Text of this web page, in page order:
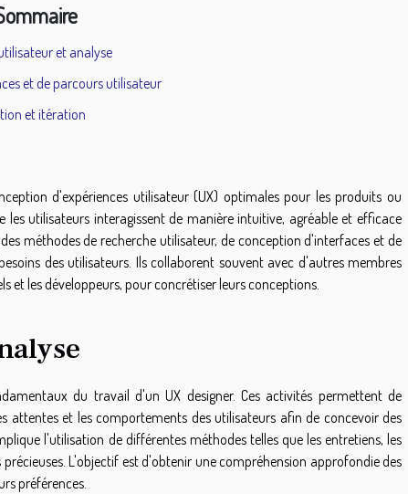
et analyse
et de parcours utilisateur
et itération
d'expériences utilisateur (UX) optimales pour les produits ou
les utilisateurs interagissent de manière intuitive, agréable et efficace
méthodes de recherche utilisateur, de conception d'interfaces et de
des utilisateurs. Ils collaborent souvent avec d'autres membres
et les développeurs, pour concrétiser leurs conceptions.
du travail d'un UX designer. Ces activités permettent de
attentes et les comportements des utilisateurs afin de concevoir des
l'utilisation de différentes méthodes telles que les entretiens, les
L'objectif est d'obtenir une compréhension approfondie des
préférences.